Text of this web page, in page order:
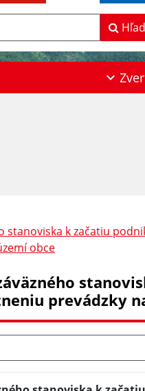
stanoviska k začatiu
obce
prevádzky